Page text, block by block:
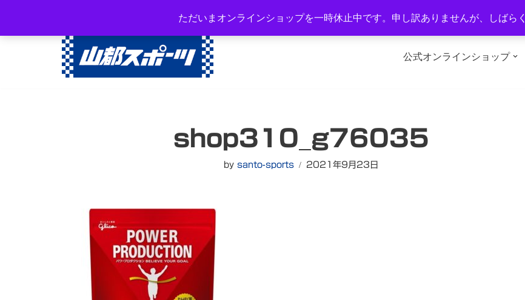
ただいまオンラインショップを一時休止中です。申し訳ありませんが、しばら
コ
岐阜県高山市西之一色町3-1081-2 TEL：0577-34-3434 営業時間：午前10時～午
公式オンラインショップ
shop310_g76035
by santo-sports 2021年9月23日